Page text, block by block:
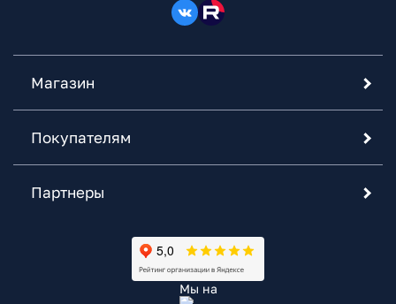
Магазин
Покупателям
Партнеры
Мы на